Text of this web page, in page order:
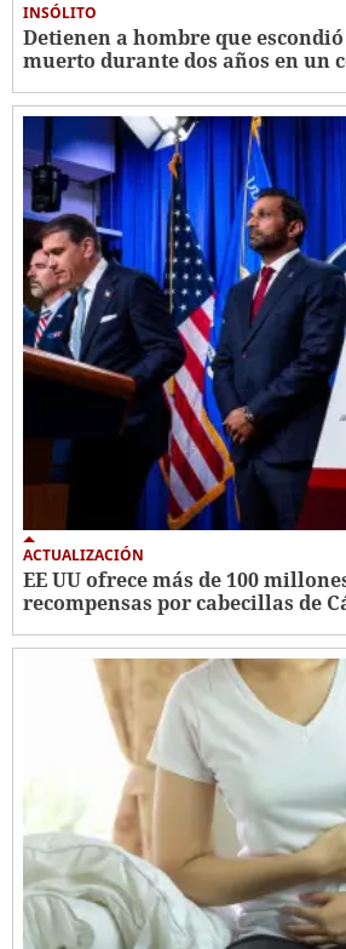
INSÓLITO
Detienen a hombre que
muerto durante dos años en un
ACTUALIZACIÓN
EE UU ofrece más de 100
recompensas por cabecillas de